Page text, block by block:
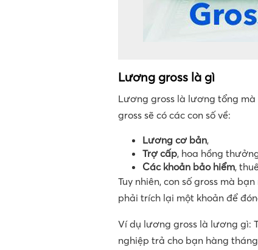
Lương gross là gì
Lương gross là lương tổng
gross sẽ có các con số về:
Lương cơ bản,
Trợ cấp, hoa hồng
Các khoản bảo hiểm,
Tuy nhiên, con số gross mà
phải trích lại một khoản để
Ví dụ lương gross là lương gì:
nghiệp trả cho bạn hàng